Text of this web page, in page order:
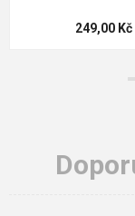
124,00 Kč